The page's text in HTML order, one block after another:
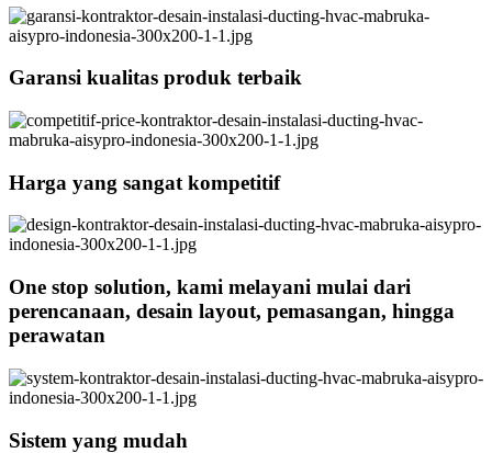
Garansi kualitas produk terbaik
Harga yang sangat kompetitif
One stop solution, kami melayani mulai dari
perencanaan, desain layout, pemasangan, hingga
perawatan
Sistem yang mudah